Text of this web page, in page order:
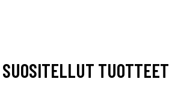
SUOSITELLUT TUOTTEET